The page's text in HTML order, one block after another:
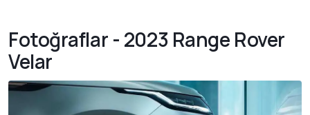
Fotoğraflar - 2023 Range Rover
Velar